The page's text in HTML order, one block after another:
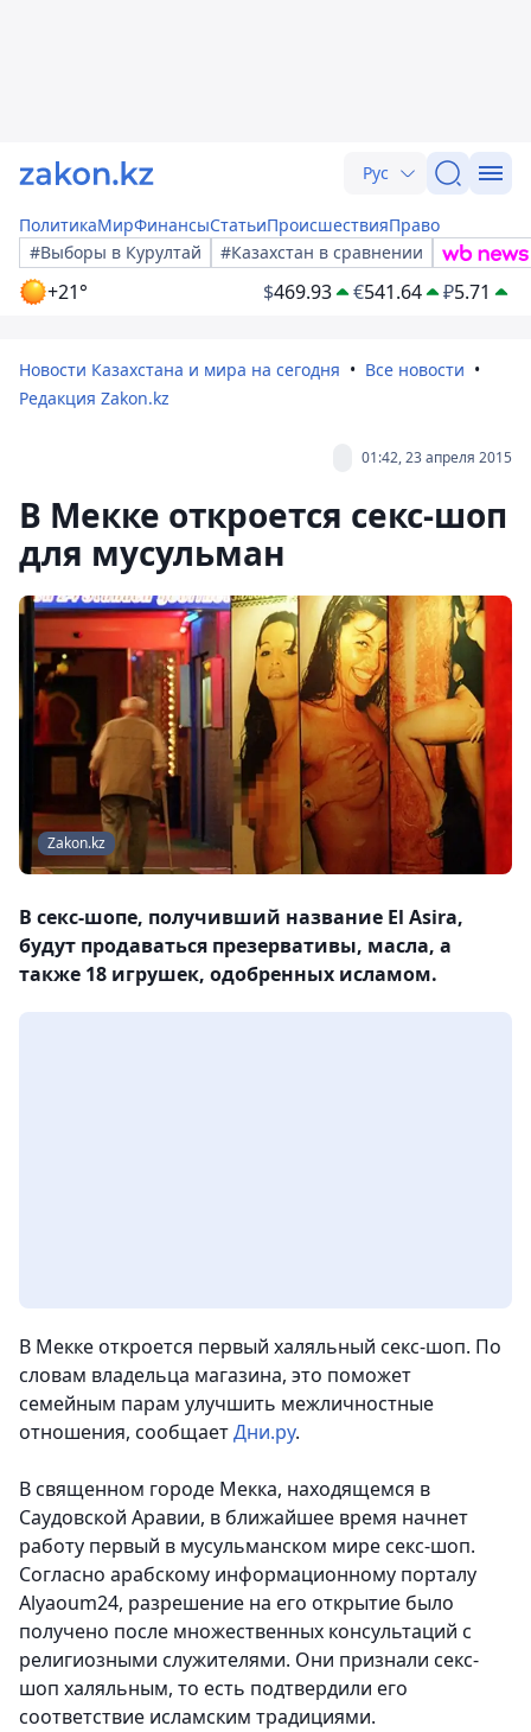
Рус
ПолитикаМирФинансыСтатьиПроисшествияПраво
#Выборы в Курултай
#Казахстан в сравнении
+21° $469.93 €541.64 ₽5.71
Новости Казахстана и мира на сегодня
Все новости
Редакция Zakon.kz
01:42, 23 апреля 2015
В Мекке откроется секс-шоп
для мусульман
Zakon.kz
В секс-шопе, получивший название El Asira,
будут продаваться презервативы, масла, а
также 18 игрушек, одобренных исламом.
В Мекке откроется первый халяльный секс-шоп. По
словам владельца магазина, это поможет
семейным парам улучшить межличностные
отношения, сообщаетДни.ру.
В священном городе Мекка, находящемся в
Саудовской Аравии, в ближайшее время начнет
работу первый в мусульманском мире секс-шоп.
Согласно арабскому информационному порталу
Alyaoum24, разрешение на его открытие было
получено после множественных консультаций с
религиозными служителями. Они признали секс-
шоп халяльным, то есть подтвердили его
соответствие исламским традициями.